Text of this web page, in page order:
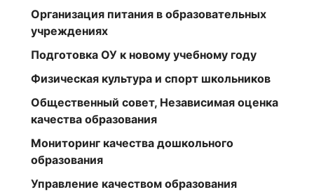
Организация питания в образовательных
учреждениях
Подготовка ОУ к новому учебному году
Физическая культура и спорт школьников
Общественный совет, Независимая оценка
качества образования
Мониторинг качества дошкольного
образования
Управление качеством образования